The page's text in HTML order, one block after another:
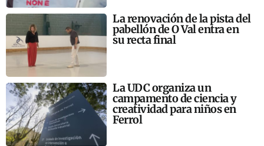
La renovación de la pista del
pabellón de O Val entra en
su recta final
La UDC organiza un
campamento de ciencia y
creatividad para niños en
Ferrol